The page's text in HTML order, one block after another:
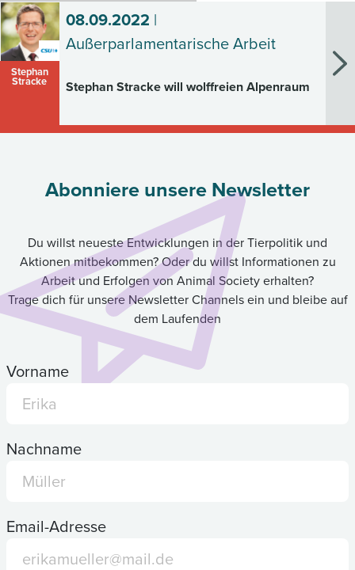
Stephan
Stracke
08.09.2022 |
Außerparlamentarische Arbeit
Stephan Stracke will wolffreien Alpenraum
Abonniere unsere Newsletter
Du willst neueste Entwicklungen in der Tierpolitik und
Aktionen mitbekommen? Oder du willst Informationen zu
Arbeit und Erfolgen von Animal Society erhalten?
Trage dich für unsere Newsletter Channels ein und bleibe auf
dem Laufenden
Vorname
Nachname
Email-Adresse